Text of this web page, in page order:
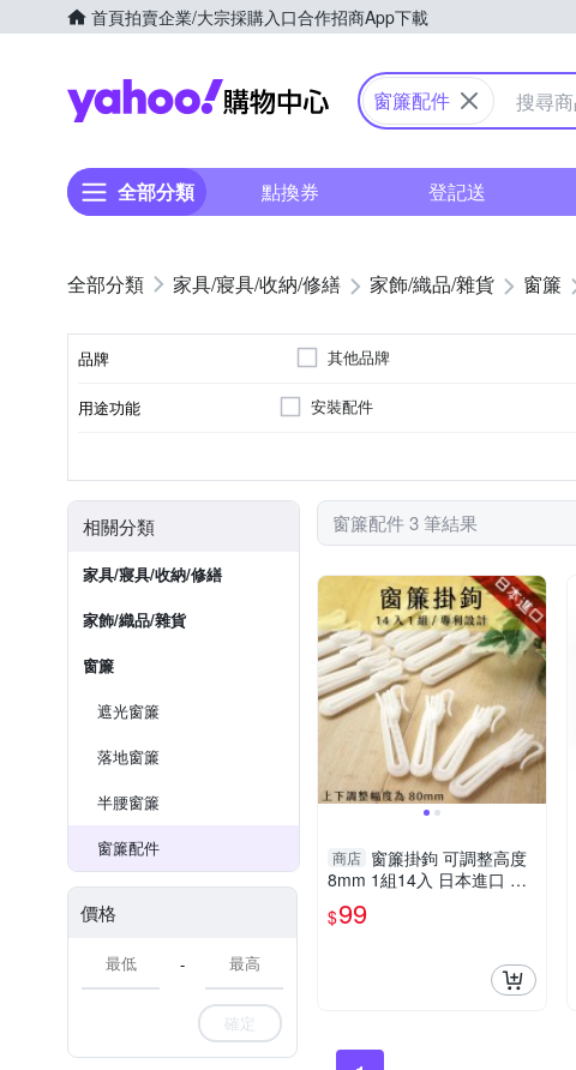
首頁拍賣企業/大宗採購入口合作招商App下載
Yahoo購物中心
窗簾配件
全部分類 點換券 登記送
家具/寢具/收納/修繕 家飾/織品/雜貨 窗簾
品牌 其他品牌
用途功能 安裝配件
相關分類
家具/寢具/收納/修繕
家飾/織品/雜貨
窗簾
遮光窗簾
落地窗簾
半腰窗簾
窗簾配件
價格
-
確定
窗簾配件 3 筆結果
商店 窗簾掛鉤 可調整高度
8mm 1組14入 日本進口 專
利設計
$99